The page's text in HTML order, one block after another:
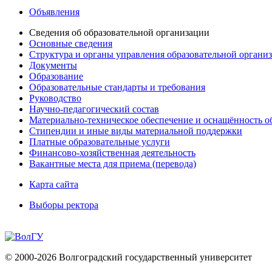
Объявления
Сведения об образовательной организации
Основные сведения
Структура и органы управления образовательной
Документы
Образование
Образовательные стандарты и требования
Руководство
Научно-педагогический состав
Материально-техническое обеспечение и оснащённость
Стипендии и иные виды материальной поддержки
Платные образовательные услуги
Финансово-хозяйственная деятельность
Вакантные места для приема (перевода)
Карта сайта
Выборы ректора
© 2000-2026 Волгоградский государственный университет